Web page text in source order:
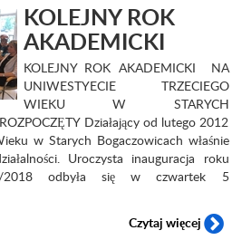
KOLEJNY ROK
AKADEMICKI
KOLEJNY ROK AKADEMICKI NA
UNIWESTYECIE TRZECIEGO
WIEKU W STARYCH
Działający od lutego 2012
w Starych Bogaczowicach właśnie
Uroczysta inauguracja roku
2018 odbyła się w czwartek 5
Czytaj więcej